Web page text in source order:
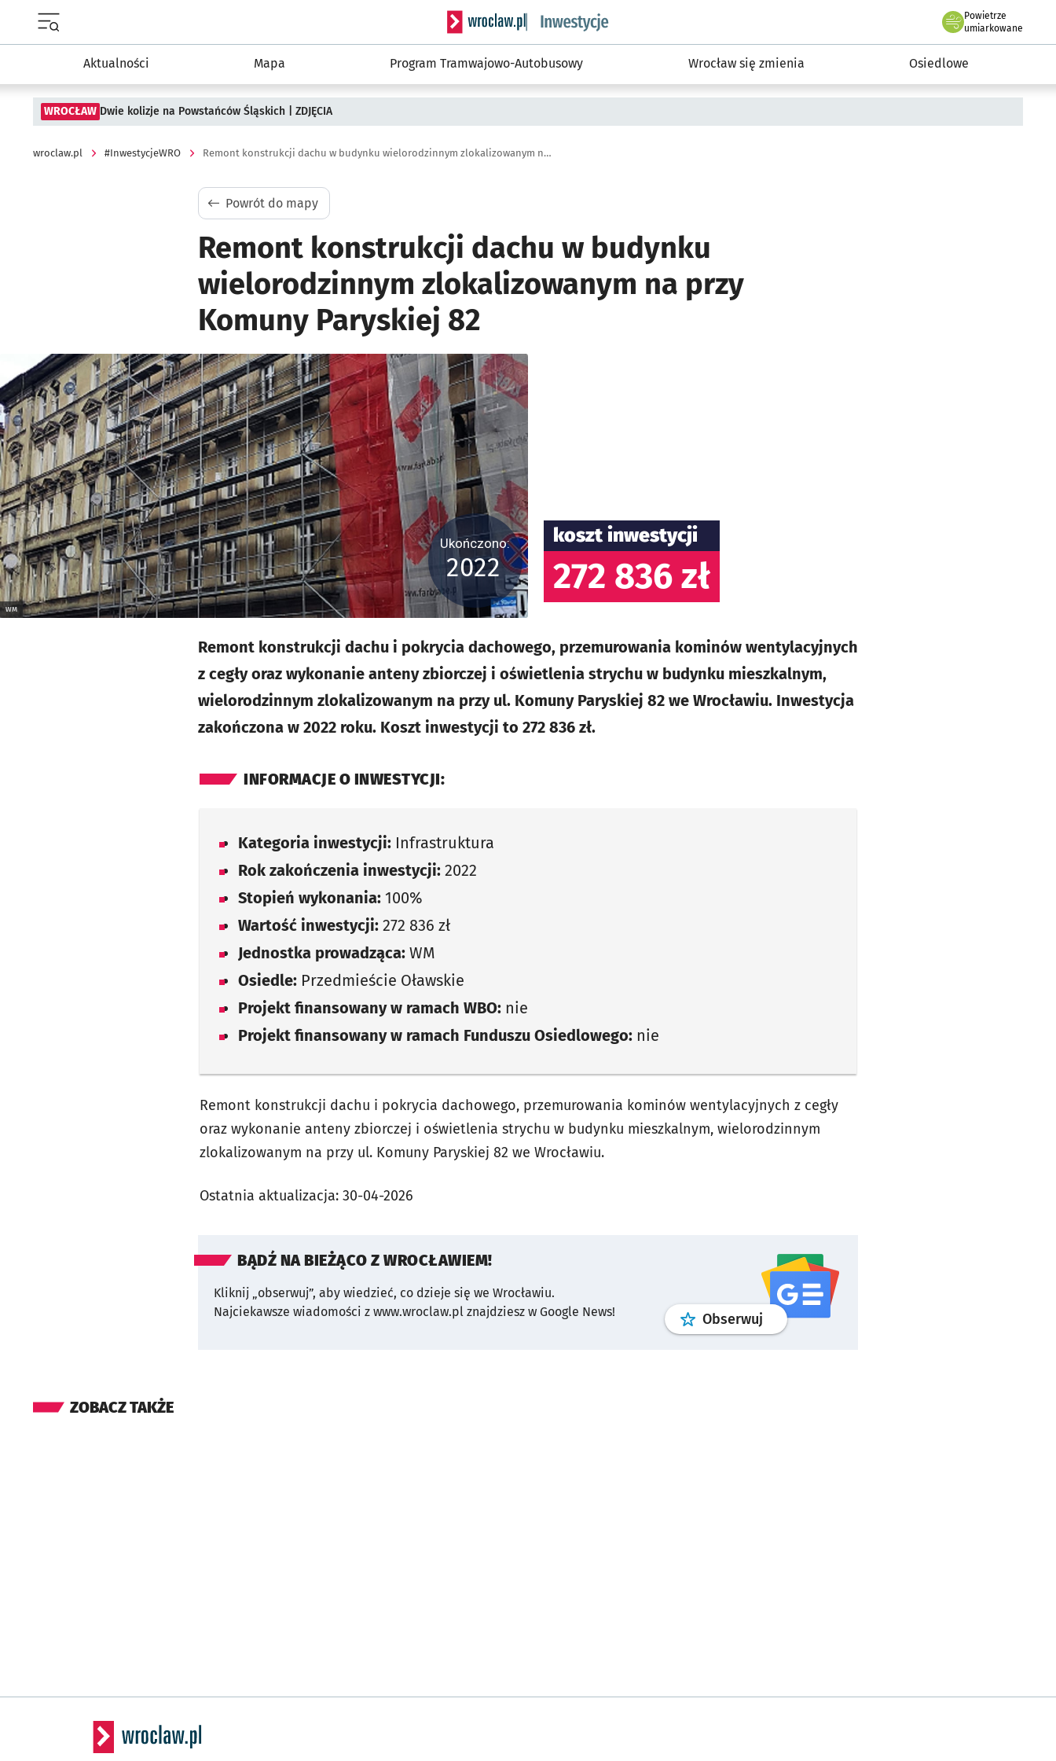
Serwis informacyjny wroclaw.pl podserwis: #InwestycjeWRO - miejskie inwestycje 2019-2032
Powietrze
we Wrocławiu
umiarkowane
Aktualności Mapa Program Tramwajowo-Autobusowy Wrocław się zmienia Osiedlowe
WROCŁAW Dwie kolizje na Powstańców Śląskich | ZDJĘCIA
wroclaw.pl #InwestycjeWRO Remont konstrukcji dachu w budynku wielorodzinnym zlokalizowanym na przy Komuny Paryskiej 82
Powrót do mapy
Remont konstrukcji dachu w budynku
wielorodzinnym zlokalizowanym na przy
Komuny Paryskiej 82
Kliknij, aby powiększyć
WM
Ukończono:
2022
koszt inwestycji
272 836 zł
Remont konstrukcji dachu i pokrycia dachowego, przemurowania kominów wentylacyjnych
z cegły oraz wykonanie anteny zbiorczej i oświetlenia strychu w budynku mieszkalnym,
wielorodzinnym zlokalizowanym na przy ul. Komuny Paryskiej 82 we Wrocławiu. Inwestycja
zakończona w 2022 roku. Koszt inwestycji to 272 836 zł.
INFORMACJE O INWESTYCJI:
Kategoria inwestycji: Infrastruktura
Rok zakończenia inwestycji: 2022
Stopień wykonania: 100%
Wartość inwestycji: 272 836 zł
Jednostka prowadząca: WM
Osiedle: Przedmieście Oławskie
Projekt finansowany w ramach WBO: nie
Projekt finansowany w ramach Funduszu Osiedlowego: nie
Remont konstrukcji dachu i pokrycia dachowego, przemurowania kominów wentylacyjnych z cegły
oraz wykonanie anteny zbiorczej i oświetlenia strychu w budynku mieszkalnym, wielorodzinnym
zlokalizowanym na przy ul. Komuny Paryskiej 82 we Wrocławiu.
Ostatnia aktualizacja: 30-04-2026
BĄDŹ NA BIEŻĄCO Z WROCŁAWIEM!
Kliknij „obserwuj”, aby wiedzieć, co dzieje się we Wrocławiu.
Najciekawsze wiadomości z www.wroclaw.pl znajdziesz w Google News!
Obserwuj profilgoogle news
ZOBACZ TAKŻE